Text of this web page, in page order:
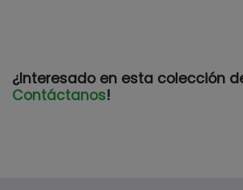
¿Interesado en esta colección
Contáctanos!